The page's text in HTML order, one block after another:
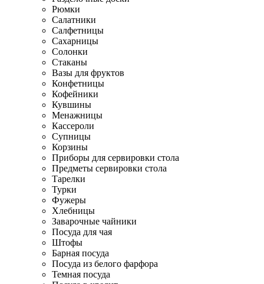
Рюмки
Салатники
Салфетницы
Сахарницы
Солонки
Стаканы
Вазы для фруктов
Конфетницы
Кофейники
Кувшины
Менажницы
Кассероли
Супницы
Корзины
Приборы для сервировки стола
Предметы сервировки стола
Тарелки
Турки
Фужеры
Хлебницы
Заварочные чайники
Посуда для чая
Штофы
Барная посуда
Посуда из белого фарфора
Темная посуда